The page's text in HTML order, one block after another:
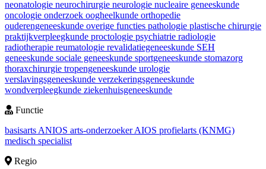
neonatologie neurochirurgie neurologie nucleaire geneeskunde
oncologie onderzoek oogheelkunde orthopedie
ouderengeneeskunde overige functies pathologie plastische chirurgie
praktijkverpleegkunde proctologie psychiatrie radiologie
radiotherapie reumatologie revalidatiegeneeskunde SEH
geneeskunde sociale geneeskunde sportgeneeskunde stomazorg
thoraxchirurgie tropengeneeskunde urologie
verslavingsgeneeskunde verzekeringsgeneeskunde
wondverpleegkunde ziekenhuisgeneeskunde
Functie
basisarts ANIOS arts-onderzoekerAIOS profielarts (KNMG)
medisch specialist
Regio